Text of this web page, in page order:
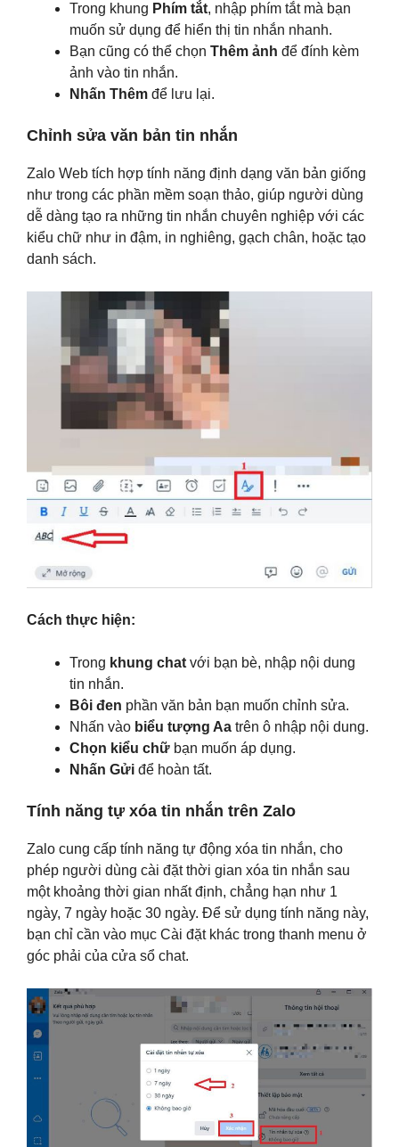
Trong khung Phím tắt, nhập phím tắt mà bạn
muốn sử dụng để hiển thị tin nhắn nhanh.
Bạn cũng có thể chọn Thêm ảnh để đính kèm
ảnh vào tin nhắn.
Nhấn Thêm để lưu lại.
Chỉnh sửa văn bản tin nhắn
Zalo Web tích hợp tính năng định dạng văn bản giống
như trong các phần mềm soạn thảo, giúp người dùng
dễ dàng tạo ra những tin nhắn chuyên nghiệp với các
kiểu chữ như in đậm, in nghiêng, gạch chân, hoặc tạo
danh sách.
Cách thực hiện:
Trong khung chat với bạn bè, nhập nội dung
tin nhắn.
Bôi đen phần văn bản bạn muốn chỉnh sửa.
Nhấn vào biểu tượng Aa trên ô nhập nội dung.
Chọn kiểu chữ bạn muốn áp dụng.
Nhấn Gửi để hoàn tất.
Tính năng tự xóa tin nhắn trên Zalo
Zalo cung cấp tính năng tự động xóa tin nhắn, cho
phép người dùng cài đặt thời gian xóa tin nhắn sau
một khoảng thời gian nhất định, chẳng hạn như 1
ngày, 7 ngày hoặc 30 ngày. Để sử dụng tính năng này,
bạn chỉ cần vào mục Cài đặt khác trong thanh menu ở
góc phải của cửa sổ chat.